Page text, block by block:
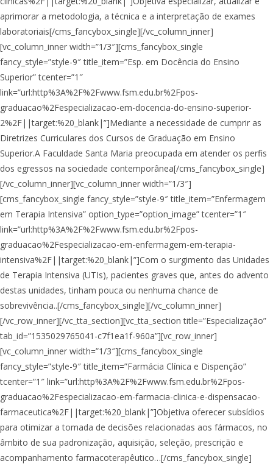
aprimorar a metodologia, a técnica e a interpretação de exames
laboratoriais[/cms_fancybox_single][/vc_column_inner]
[vc_column_inner width=”1/3″][cms_fancybox_single
fancy_style=”style-9″ title_item=”Esp. em Docência do Ensino
Superior” tcenter=”1″
link=”url:http%3A%2F%2Fwww.fsm.edu.br%2Fpos-
graduacao%2Fespecializacao-em-docencia-do-ensino-superior-
2%2F||target:%20_blank|”]Mediante a necessidade de cumprir as
Diretrizes Curriculares dos Cursos de Graduação em Ensino
Superior.A Faculdade Santa Maria preocupada em atender os perfis
dos egressos na sociedade contemporânea[/cms_fancybox_single]
[/vc_column_inner][vc_column_inner width=”1/3″]
[cms_fancybox_single fancy_style=”style-9″ title_item=”Enfermagem
em Terapia Intensiva” option_type=”option_image” tcenter=”1″
link=”url:http%3A%2F%2Fwww.fsm.edu.br%2Fpos-
graduacao%2Fespecializacao-em-enfermagem-em-terapia-
intensiva%2F||target:%20_blank|”]Com o surgimento das Unidades
de Terapia Intensiva (UTIs), pacientes graves que, antes do advento
destas unidades, tinham pouca ou nenhuma chance de
sobrevivência..[/cms_fancybox_single][/vc_column_inner]
[/vc_row_inner][/vc_tta_section][vc_tta_section title=”Especialização”
tab_id=”1535029765041-c7f1ea1f-960a”][vc_row_inner]
[vc_column_inner width=”1/3″][cms_fancybox_single
fancy_style=”style-9″ title_item=”Farmácia Clínica e Dispenção”
tcenter=”1″ link=”url:http%3A%2F%2Fwww.fsm.edu.br%2Fpos-
graduacao%2Fespecializacao-em-farmacia-clinica-e-dispensacao-
farmaceutica%2F||target:%20_blank|”]Objetiva oferecer subsídios
para otimizar a tomada de decisões relacionadas aos fármacos, no
âmbito de sua padronização, aquisição, seleção, prescrição e
acompanhamento farmacoterapêutico…[/cms_fancybox_single]